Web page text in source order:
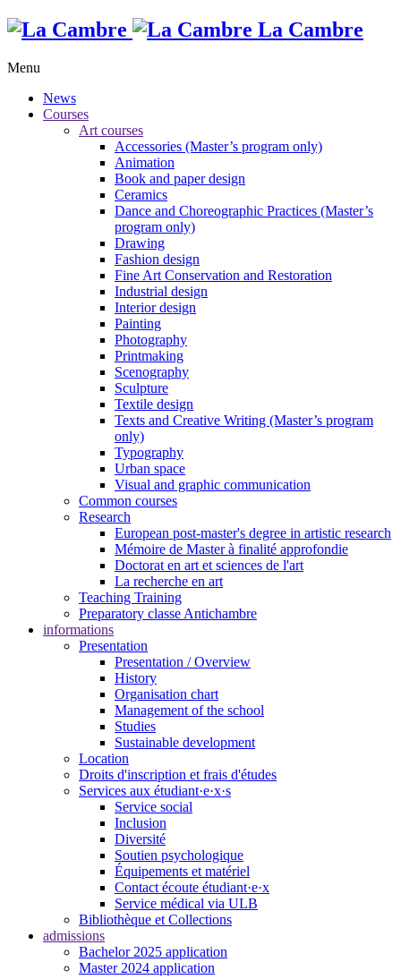
La Cambre
Menu
News
Courses
Art courses
Accessories (Master’s program only)
Animation
Book and paper design
Ceramics
Dance and Choreographic Practices (Master’s
program only)
Drawing
Fashion design
Fine Art Conservation and Restoration
Industrial design
Interior design
Painting
Photography
Printmaking
Scenography
Sculpture
Textile design
Texts and Creative Writing (Master’s program
only)
Typography
Urban space
Visual and graphic communication
Common courses
Research
European post-master's degree in artistic research
Mémoire de Master à finalité approfondie
Doctorat en art et sciences de l'art
La recherche en art
Teaching Training
Preparatory classe Antichambre
informations
Presentation
Presentation / Overview
History
Organisation chart
Management of the school
Studies
Sustainable development
Location
Droits d'inscription et frais d'études
Services aux étudiant·e·x·s
Service social
Inclusion
Diversité
Soutien psychologique
Équipements et matériel
Contact écoute étudiant·e·x
Service médical via ULB
Bibliothèque et Collections
admissions
Bachelor 2025 application
Master 2024 application